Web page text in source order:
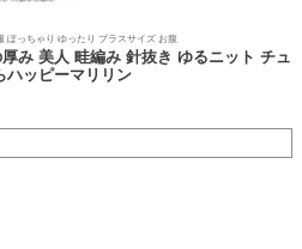
ぽっちゃり ゆったり プラスサイズ お腹
み 美人 畦編み 針抜き ゆるニット チュ
ハッピーマリリン